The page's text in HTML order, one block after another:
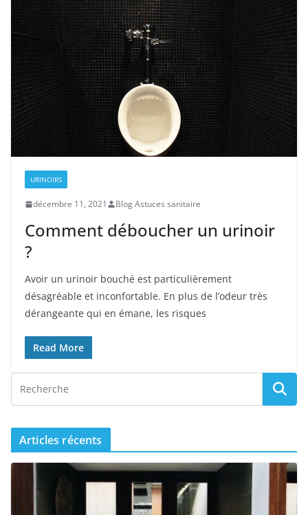
URINOIRS
décembre 11, 2021 Blog Astuces sanitaire
Comment déboucher un urinoir
?
Avoir un urinoir bouché est particulièrement
désagréable et inconfortable. En plus de l’odeur très
dérangeante qui en émane, les risques
Read More
Articles récents